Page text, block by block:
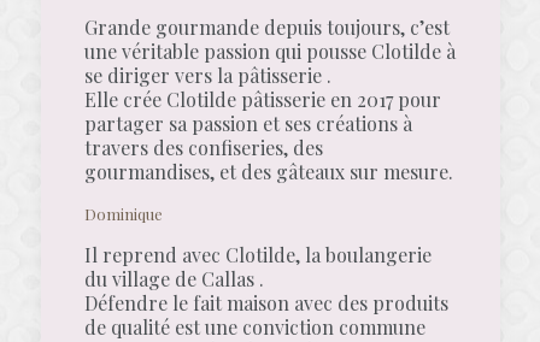
Grande gourmande depuis toujours, c’est
une véritable passion qui pousse Clotilde à
se diriger vers la pâtisserie .
Elle crée Clotilde pâtisserie en 2017 pour
partager sa passion et ses créations à
travers des confiseries, des
gourmandises, et des gâteaux sur mesure.
Dominique
Il reprend avec Clotilde, la boulangerie
du village de Callas .
Défendre le fait maison avec des produits
de qualité est une conviction commune